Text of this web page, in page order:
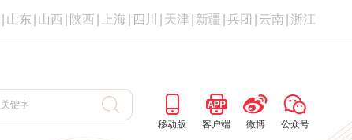
山东 山西 陕西 上海 四川 天津 新疆 兵团 云南 浙江
移动版 客户端 微博 公众号